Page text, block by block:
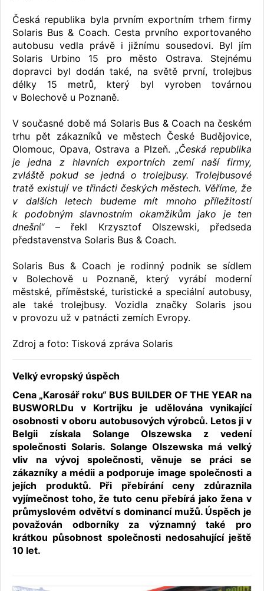
Česká republika byla prvním exportním trhem firmy
Solaris Bus & Coach. Cesta prvního exportovaného
autobusu vedla právě i jižnímu sousedovi. Byl jím
Solaris Urbino 15 pro město Ostrava. Stejnému
dopravci byl dodán také, na světě první, trolejbus
délky 15 metrů, který byl vyroben továrnou
v Bolechově u Poznaně.
V současné době má Solaris Bus & Coach na českém
trhu pět zákazníků ve městech České Budějovice,
Olomouc, Opava, Ostrava a Plzeň. „Česká republika
je jedna z hlavních exportních zemí naší firmy,
zvláště pokud se jedná o trolejbusy. Trolejbusové
tratě existují ve třinácti českých městech. Věříme, že
v dalších letech budeme mít mnoho příležitostí
k podobným slavnostním okamžikům jako je ten
dnešní“ – řekl Krzysztof Olszewski, předseda
představenstva Solaris Bus & Coach.
Solaris Bus & Coach je rodinný podnik se sídlem
v Bolechově u Poznaně, který vyrábí moderní
městské, příměstské, turistické a speciální autobusy,
ale také trolejbusy. Vozidla značky Solaris jsou
v provozu už v patnácti zemích Evropy.
Zdroj a foto: Tisková zpráva Solaris
Velký evropský úspěch
Cena „Karosář roku“ BUS BUILDER OF THE YEAR na
BUSWORLDu v Kortrijku je udělována vynikající
osobnosti v oboru autobusových výrobců. Letos ji v
Belgii získala Solange Olszewska z vedení
společnosti Solaris. Solange Olszewska má velký
vliv na vývoj společnosti, věnuje se práci se
zákazníky a médii a podporuje image společnosti a
jejích produktů. Při přebírání ceny zdůraznila
vyjímečnost toho, že tuto cenu přebírá jako žena v
průmyslovém odvětví s dominancí mužů. Úspěch je
považován odborníky za významný také pro
krátkou působnost společnosti nedosahující ještě
10 let.